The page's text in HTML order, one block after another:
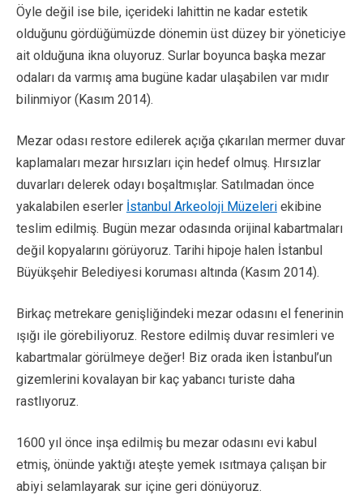
Öyle değil ise bile, içerideki lahittin ne kadar estetik
olduğunu gördüğümüzde dönemin üst düzey bir yöneticiye
ait olduğuna ikna oluyoruz. Surlar boyunca başka mezar
odaları da varmış ama bugüne kadar ulaşabilen var mıdır
bilinmiyor (Kasım 2014).
Mezar odası restore edilerek açığa çıkarılan mermer duvar
kaplamaları mezar hırsızları için hedef olmuş. Hırsızlar
duvarları delerek odayı boşaltmışlar. Satılmadan önce
yakalabilen eserler İstanbul Arkeoloji Müzeleri ekibine
teslim edilmiş. Bugün mezar odasında orijinal kabartmaları
değil kopyalarını görüyoruz. Tarihi hipoje halen İstanbul
Büyükşehir Belediyesi koruması altında (Kasım 2014).
Birkaç metrekare genişliğindeki mezar odasını el fenerinin
ışığı ile görebiliyoruz. Restore edilmiş duvar resimleri ve
kabartmalar görülmeye değer! Biz orada iken İstanbul’un
gizemlerini kovalayan bir kaç yabancı turiste daha
rastlıyoruz.
1600 yıl önce inşa edilmiş bu mezar odasını evi kabul
etmiş, önünde yaktığı ateşte yemek ısıtmaya çalışan bir
abiyi selamlayarak sur içine geri dönüyoruz.